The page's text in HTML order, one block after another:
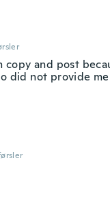
and post
did not provide